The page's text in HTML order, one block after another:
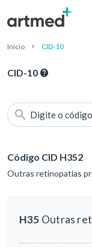
Início CID-10
CID-10
Digite o
Código CID H352
Outras retinopatias
H35 Outras